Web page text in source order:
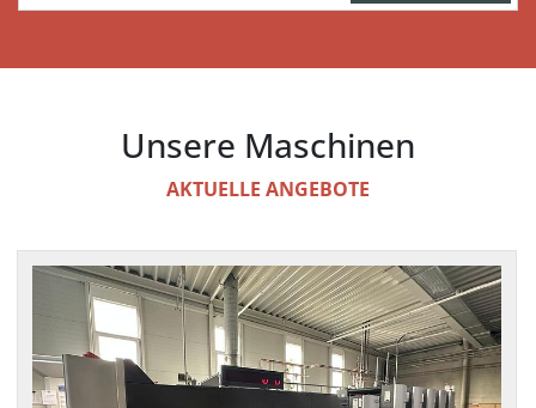
Unsere Maschinen
AKTUELLE ANGEBOTE